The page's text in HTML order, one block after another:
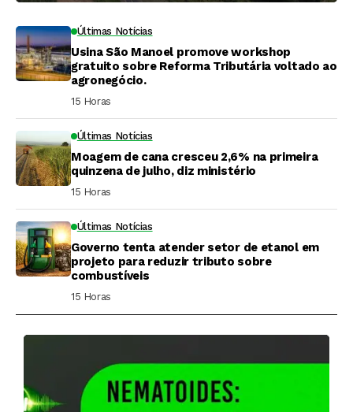
Últimas Notícias
Usina São Manoel promove workshop
gratuito sobre Reforma Tributária voltado ao
agronegócio.
15 Horas ⁮
Últimas Notícias
Moagem de cana cresceu 2,6% na primeira
quinzena de julho, diz ministério
15 Horas ⁮
Últimas Notícias
Governo tenta atender setor de etanol em
projeto para reduzir tributo sobre
combustíveis
15 Horas ⁮